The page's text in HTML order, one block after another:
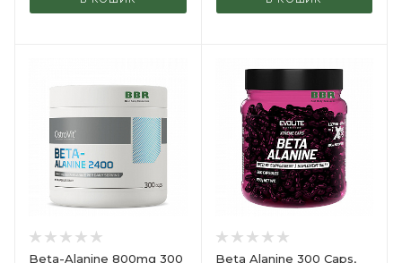
Beta-Alanine 800mg 300
Beta Alanine 300 Caps,